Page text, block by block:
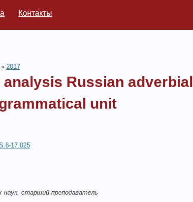
Контакты
2017
Russian
unit
17.025
наук, старший преподаватель